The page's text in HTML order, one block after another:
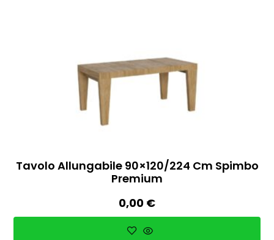
Tavolo Allungabile 90×120/224 Cm Spimbo
Premium
0,00 €